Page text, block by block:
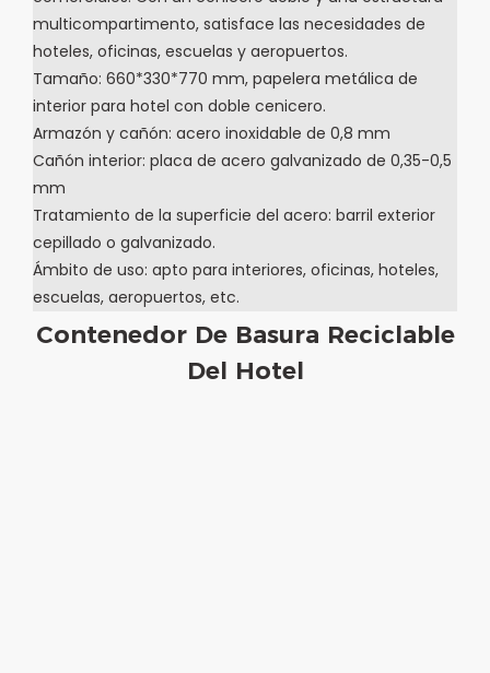
multicompartimento, satisface las necesidades de
hoteles, oficinas, escuelas y aeropuertos.
Tamaño: 660*330*770 mm, papelera metálica de
interior para hotel con doble cenicero.
Armazón y cañón: acero inoxidable de 0,8 mm
Cañón interior: placa de acero galvanizado de 0,35-0,5
mm
Tratamiento de la superficie del acero: barril exterior
cepillado o galvanizado.
Ámbito de uso: apto para interiores, oficinas, hoteles,
escuelas, aeropuertos, etc.
Contenedor De Basura Reciclable
Del Hotel